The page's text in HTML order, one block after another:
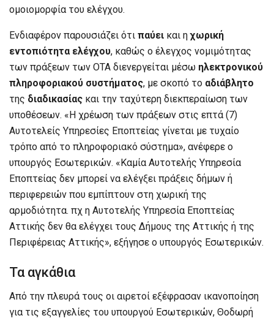
ομοιομορφία του ελέγχου.
Ενδιαφέρον παρουσιάζει ότι παύει και ηχωρική
εντοπιότητα ελέγχου, καθώς ο έλεγχος νομιμότητας
των πράξεων των ΟΤΑ διενεργείται μέσω ηλεκτρονικού
πληροφοριακού συστήματος, με σκοπό το αδιάβλητο
της διαδικασίας και την ταχύτερη διεκπεραίωση των
υποθέσεων. «Η χρέωση των πράξεων στις επτά (7)
Αυτοτελείς Υπηρεσίες Εποπτείας γίνεται με τυχαίο
τρόπο από το πληροφοριακό σύστημα», ανέφερε ο
υπουργός Εσωτερικών. «Καμία Αυτοτελής Υπηρεσία
Εποπτείας δεν μπορεί να ελέγξει πράξεις δήμων ή
περιφερειών που εμπίπτουν στη χωρική της
αρμοδιότητα. πχ η Αυτοτελής Υπηρεσία Εποπτείας
Αττικής δεν θα ελέγχει τους Δήμους της Αττικής ή της
Περιφέρειας Αττικής», εξήγησε ο υπουργός Εσωτερικών.
Τα αγκάθια
Από την πλευρά τους οι αιρετοί εξέφρασαν ικανοποίηση
για τις εξαγγελίες του υπουργού Εσωτερικών, Θοδωρή